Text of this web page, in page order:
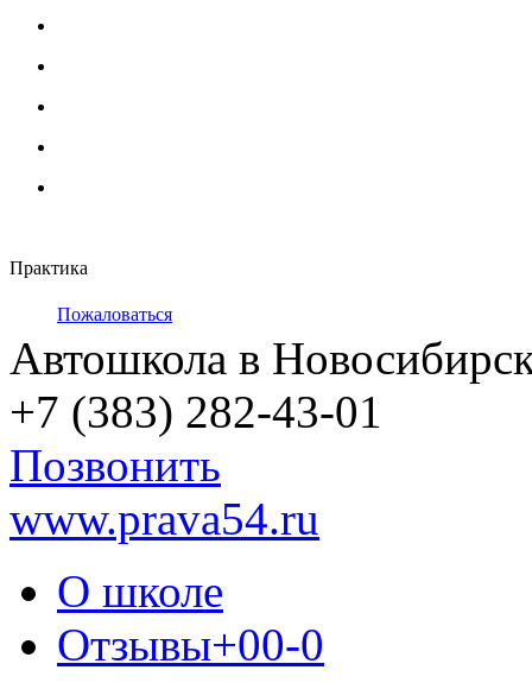
Практика
Пожаловаться
Автошкола в
+7 (383) 282-43-01
Позвонить
www.prava54.ru
О школе
Отзывы+00-0